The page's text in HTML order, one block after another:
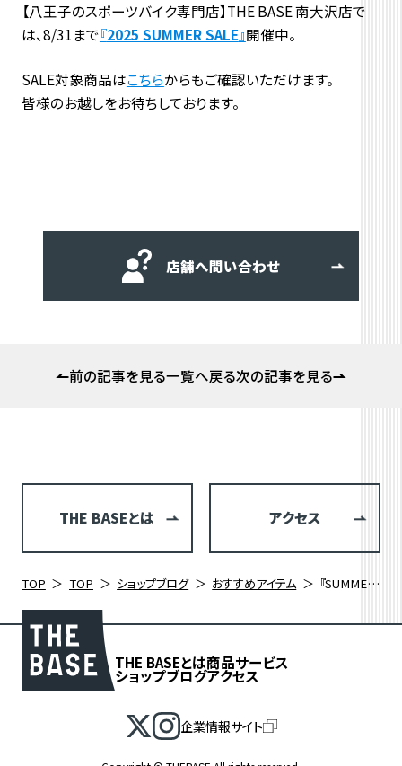
【八王子のスポーツバイク専門店】THE BASE 南大沢店で
は、8/31まで『2025 SUMMER SALE』開催中。
SALE対象商品はこちらからもご確認いただけます。
皆様のお越しをお待ちしております。
店舗へ問い合わせ
前の記事を見る一覧へ戻る次の記事を見る
THE BASEとは アクセス
TOP TOP ショップブログ おすすめアイテム 『SUMMER SALE 2025』開催中！DE ROSA 838
THE BASEとは商品サービス
ショップブログアクセス
企業情報サイト